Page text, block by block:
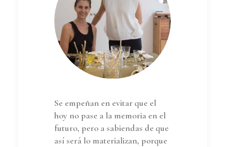
Se empeñan en evitar que el
hoy no pase a la memoria en el
futuro, pero a sabiendas de que
así será lo materializan, porque